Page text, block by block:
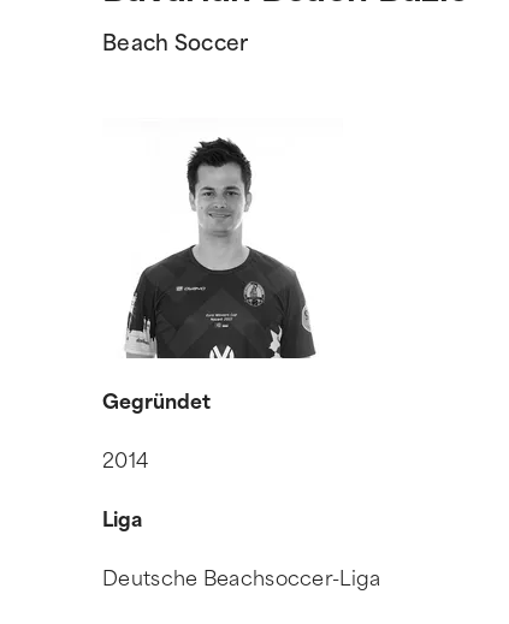
Beach Soccer
Gegründet
2014
Liga
Deutsche Beachsoccer-Liga